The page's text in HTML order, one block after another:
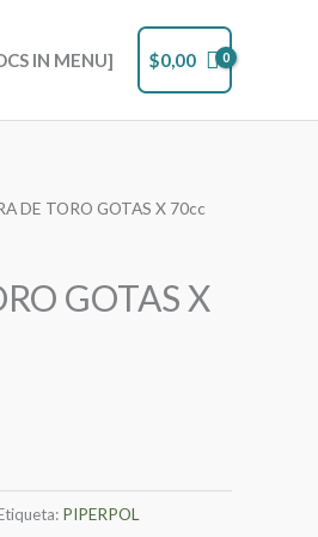
IN MENU] $0,00
DE TORO GOTAS X 70cc
GOTAS X
PIPERPOL